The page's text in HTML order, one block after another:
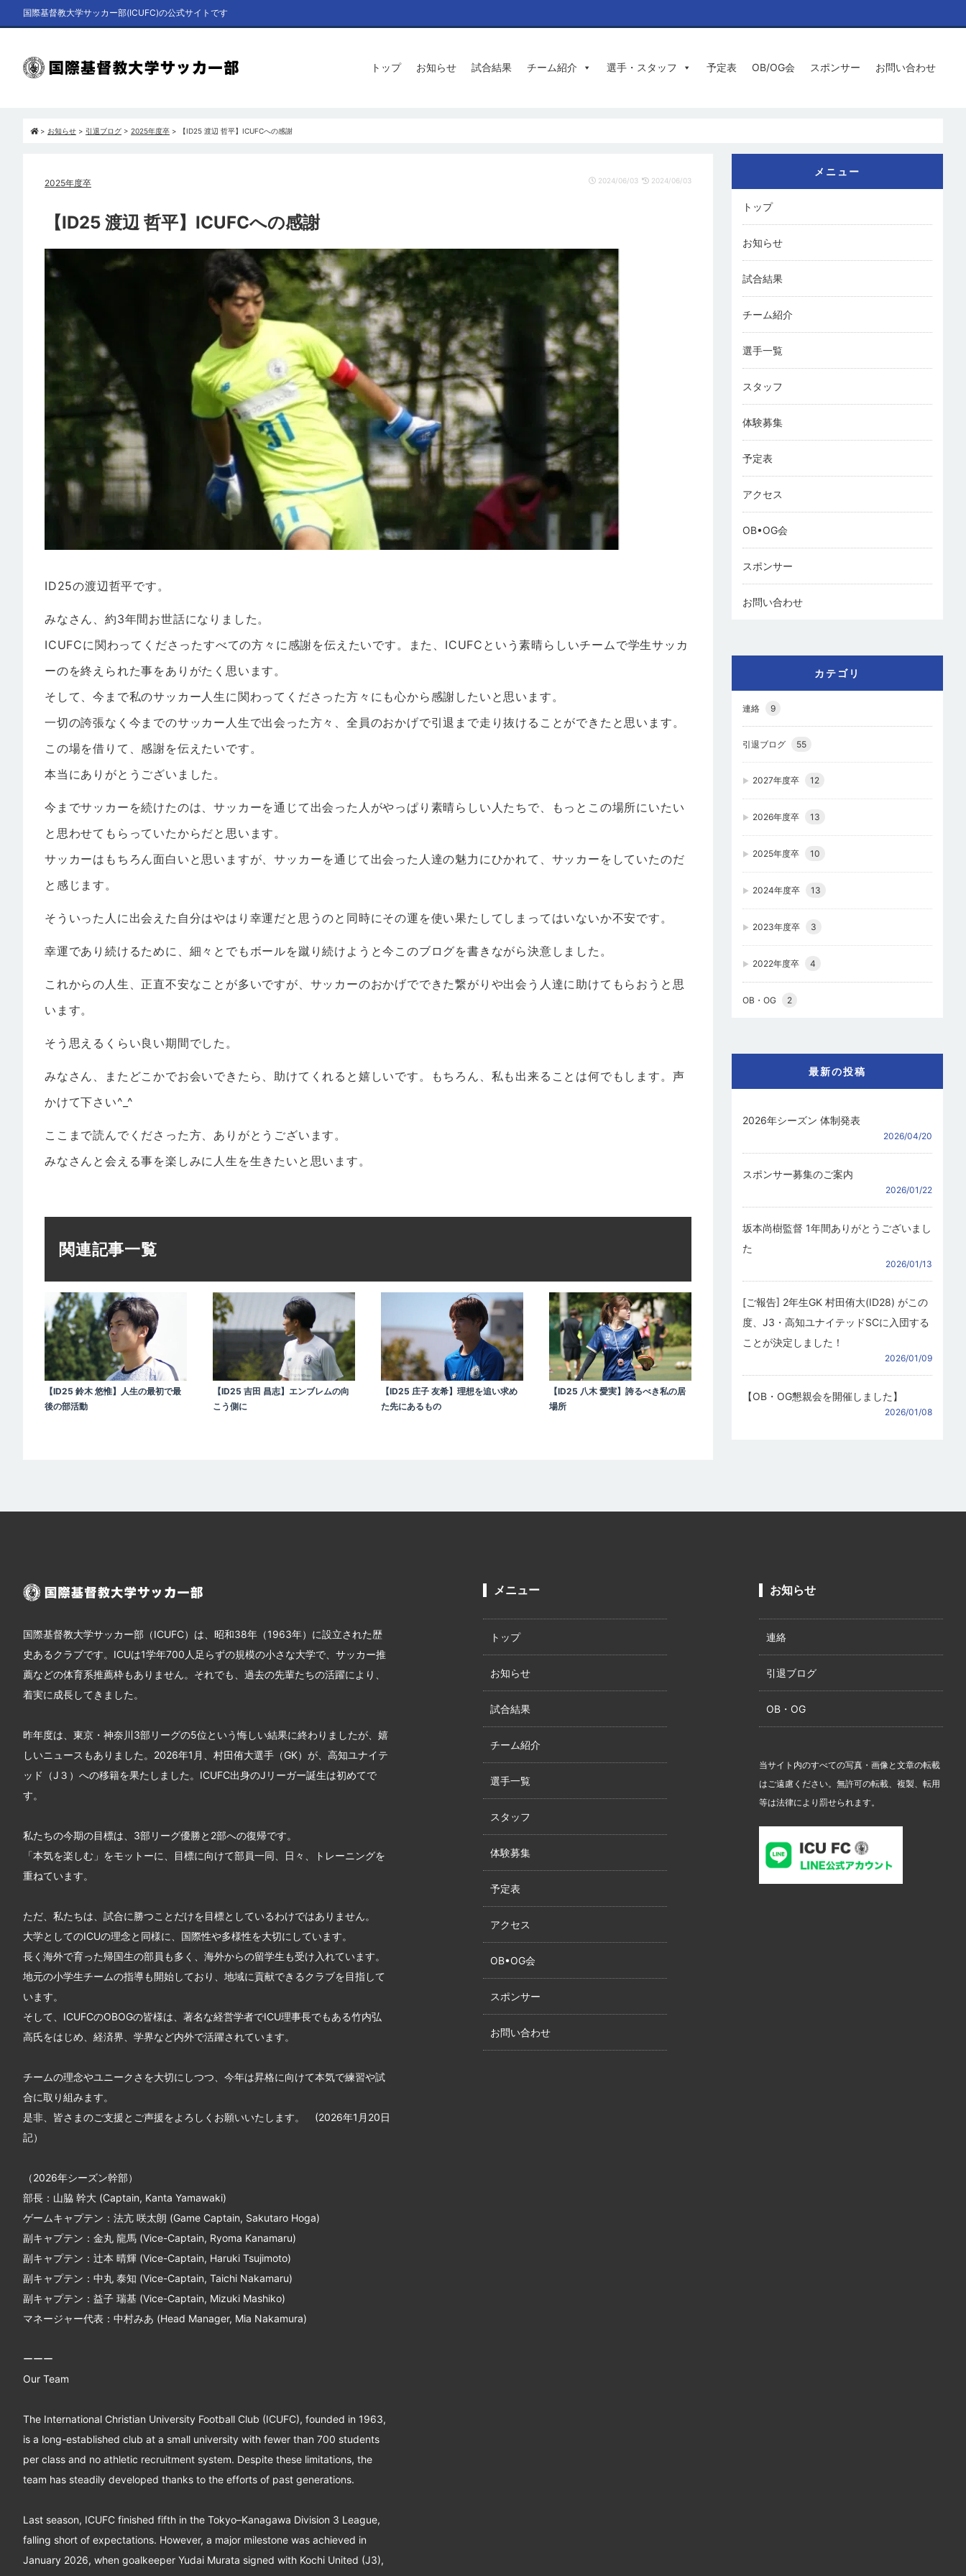
国際基督教大学サッカー部(ICUFC)の公式サイトです
トップ お知らせ 試合結果 チーム紹介 選手・スタッフ 予定表 OB/OG会 スポンサー お問い合わせ
> お知らせ > 引退ブログ > 2025年度卒 > 【ID25 渡辺 哲平】ICUFCへの感謝
2025年度卒 2024/06/03 2024/06/03
【ID25 渡辺 哲平】ICUFCへの感謝
ID25の渡辺哲平です。
みなさん、約3年間お世話になりました。
ICUFCに関わってくださったすべての方々に感謝を伝えたいです。また、ICUFCという素晴らしいチームで学生サッカ
ーのを終えられた事をありがたく思います。
そして、今まで私のサッカー人生に関わってくださった方々にも心から感謝したいと思います。
一切の誇張なく今までのサッカー人生で出会った方々、全員のおかげで引退まで走り抜けることができたと思います。
この場を借りて、感謝を伝えたいです。
本当にありがとうございました。
今までサッカーを続けたのは、サッカーを通じて出会った人がやっぱり素晴らしい人たちで、もっとこの場所にいたい
と思わせてもらっていたからだと思います。
サッカーはもちろん面白いと思いますが、サッカーを通じて出会った人達の魅力にひかれて、サッカーをしていたのだ
と感じます。
そういった人に出会えた自分はやはり幸運だと思うのと同時にその運を使い果たしてしまってはいないか不安です。
幸運であり続けるために、細々とでもボールを蹴り続けようと今このブログを書きながら決意しました。
これからの人生、正直不安なことが多いですが、サッカーのおかげでできた繋がりや出会う人達に助けてもらおうと思
います。
そう思えるくらい良い期間でした。
みなさん、またどこかでお会いできたら、助けてくれると嬉しいです。もちろん、私も出来ることは何でもします。声
かけて下さい^_^
ここまで読んでくださった方、ありがとうございます。
みなさんと会える事を楽しみに人生を生きたいと思います。
関連記事一覧
【ID25 鈴木 悠惟】人生の最初で最
後の部活動
【ID25 吉田 昌志】エンブレムの向
こう側に
【ID25 庄子 友希】理想を追い求め
た先にあるもの
【ID25 八木 愛実】誇るべき私の居
場所
メニュー
トップ
お知らせ
試合結果
チーム紹介
選手一覧
スタッフ
体験募集
予定表
アクセス
OB•OG会
スポンサー
お問い合わせ
カテゴリ
連絡 9
引退ブログ 55
2027年度卒 12
2026年度卒 13
2025年度卒 10
2024年度卒 13
2023年度卒 3
2022年度卒 4
OB・OG 2
最新の投稿
2026年シーズン 体制発表
2026/04/20
スポンサー募集のご案内
2026/01/22
坂本尚樹監督 1年間ありがとうございまし
た
2026/01/13
[ご報告] 2年生GK 村田侑大(ID28) がこの
度、J3・高知ユナイテッドSCに入団する
ことが決定しました！
2026/01/09
【OB・OG懇親会を開催しました】
2026/01/08
国際基督教大学サッカー部（ICUFC）は、昭和38年（1963年）に設立された歴
史あるクラブです。ICUは1学年700人足らずの規模の小さな大学で、サッカー推
薦などの体育系推薦枠もありません。それでも、過去の先輩たちの活躍により、
着実に成長してきました。
昨年度は、東京・神奈川3部リーグの5位という悔しい結果に終わりましたが、嬉
しいニュースもありました。2026年1月、村田侑大選手（GK）が、高知ユナイテ
ッド（J３）への移籍を果たしました。ICUFC出身のJリーガー誕生は初めてで
す。
私たちの今期の目標は、3部リーグ優勝と2部への復帰です。
「本気を楽しむ」をモットーに、目標に向けて部員一同、日々、トレーニングを
重ねています。
ただ、私たちは、試合に勝つことだけを目標としているわけではありません。
大学としてのICUの理念と同様に、国際性や多様性を大切にしています。
長く海外で育った帰国生の部員も多く、海外からの留学生も受け入れています。
地元の小学生チームの指導も開始しており、地域に貢献できるクラブを目指して
います。
そして、ICUFCのOBOGの皆様は、著名な経営学者でICU理事長でもある竹内弘
高氏をはじめ、経済界、学界など内外で活躍されています。
チームの理念やユニークさを大切にしつつ、今年は昇格に向けて本気で練習や試
合に取り組みます。
是非、皆さまのご支援とご声援をよろしくお願いいたします。 (2026年1月20日
記）
（2026年シーズン幹部）
部長：山脇 幹大 (Captain, Kanta Yamawaki)
ゲームキャプテン：法亢 咲太朗 (Game Captain, Sakutaro Hoga)
副キャプテン：金丸 龍馬 (Vice-Captain, Ryoma Kanamaru)
副キャプテン：辻本 晴輝 (Vice-Captain, Haruki Tsujimoto)
副キャプテン：中丸 泰知 (Vice-Captain, Taichi Nakamaru)
副キャプテン：益子 瑞基 (Vice-Captain, Mizuki Mashiko)
マネージャー代表：中村みあ (Head Manager, Mia Nakamura)
ーーー
Our Team
The International Christian University Football Club (ICUFC), founded in 1963,
is a long-established club at a small university with fewer than 700 students
per class and no athletic recruitment system. Despite these limitations, the
team has steadily developed thanks to the efforts of past generations.
Last season, ICUFC finished fifth in the Tokyo–Kanagawa Division 3 League,
falling short of expectations. However, a major milestone was achieved in
January 2026, when goalkeeper Yudai Murata signed with Kochi United (J3),
メニュー
トップ
お知らせ
試合結果
チーム紹介
選手一覧
スタッフ
体験募集
予定表
アクセス
OB•OG会
スポンサー
お問い合わせ
お知らせ
連絡
引退ブログ
OB・OG
当サイト内のすべての写真・画像と文章の転載
はご遠慮ください。無許可の転載、複製、転用
等は法律により罰せられます。